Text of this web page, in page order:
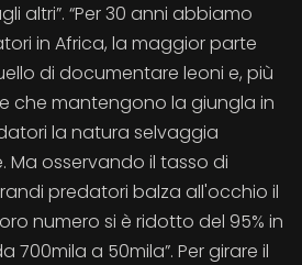
altri”. “Per 30 anni abbiamo
in Africa, la maggior parte
di documentare leoni e, più
che mantengono la giungla in
la natura selvaggia
Ma osservando il tasso di
predatori balza all'occhio il
numero si è ridotto del 95% in
700mila a 50mila”. Per girare il